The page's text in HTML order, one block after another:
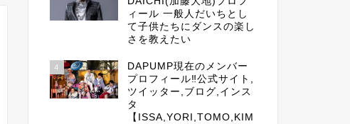
ィール 一般人だいちとし
て子供たちにダンスの楽し
さを教えたい
4
DAPUMP現在のメンバー
プロフィール‼公式サイト,
ツイッター,ブログ,インス
タ
【ISSA,YORI,TOMO,KIM